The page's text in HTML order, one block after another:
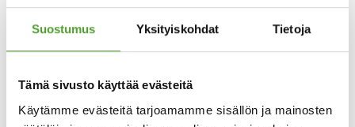
Suostumus Yksityiskohdat Tietoja
Tämä sivusto käyttää evästeitä
Käytämme evästeitä tarjoamamme sisällön ja mainosten
Paranna kestävyyttä muovi-
ja kumituotteissa UPM
Monipuolinen ja kestävä:UPM BioMotion™ RFF